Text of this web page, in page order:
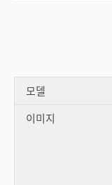
모델
이미지